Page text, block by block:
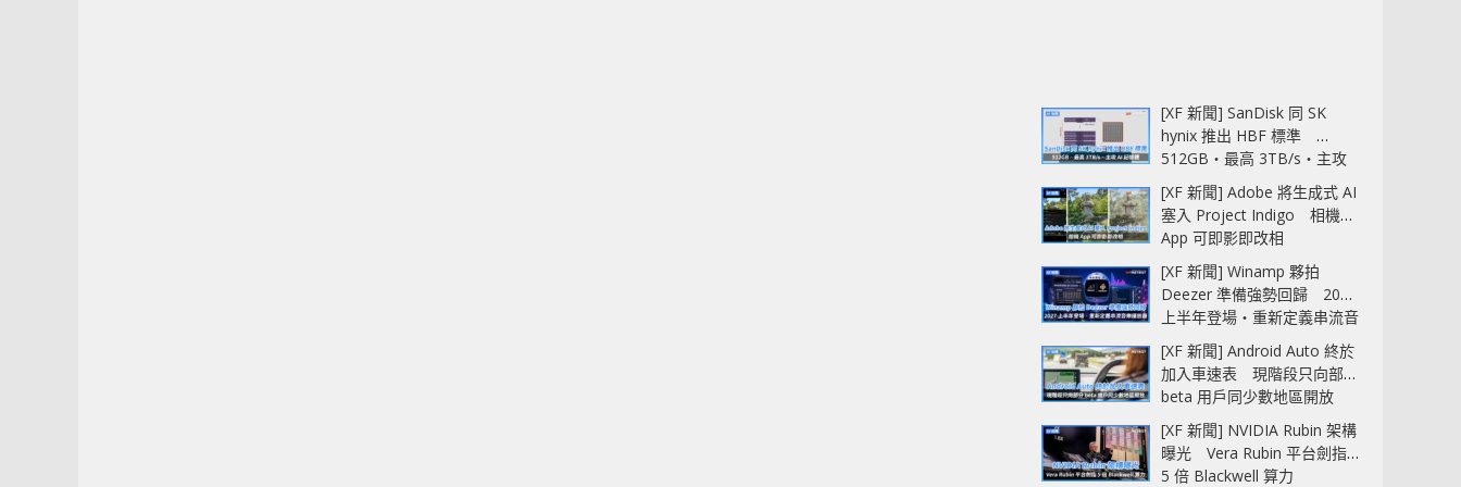
[XF 新聞] SanDisk 同 SK
hynix 推出 HBF 標準
512GB‧最高 3TB/s‧主攻
AI 記憶體
[XF 新聞] Adobe 將生成式 AI
塞入 Project Indigo 相機
App 可即影即改相
[XF 新聞] Winamp 夥拍
Deezer 準備強勢回歸 2027
上半年登場‧重新定義串流音
樂播放器
[XF 新聞] Android Auto 終於
加入車速表 現階段只向部分
beta 用戶同少數地區開放
[XF 新聞] NVIDIA Rubin 架構
曝光 Vera Rubin 平台劍指
5 倍 Blackwell 算力